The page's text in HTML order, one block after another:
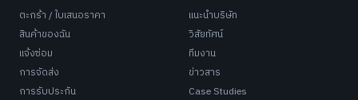
ตะกร้า / ใบเสนอราคา
สินค้าของฉัน
แจ้งซ่อม
การจัดส่ง
การรับประกัน
แนะนำบริษัท
วิสัยทัศน์
ทีมงาน
ข่าวสาร
Case Studies